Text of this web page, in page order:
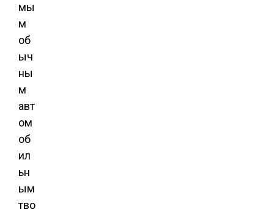
мы
м
об
ыч
ны
м
авт
ом
об
ил
ьн
ым
тво